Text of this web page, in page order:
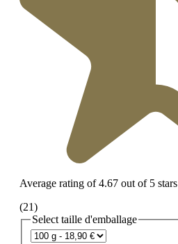
Average rating of 4.67 out of 5 stars
(21)
Select taille d'emballage